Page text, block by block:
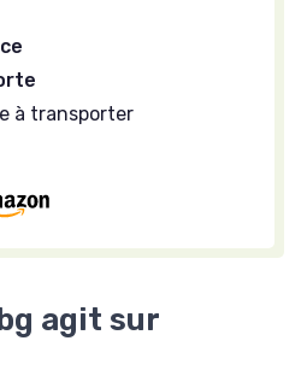
à transporter
agit sur